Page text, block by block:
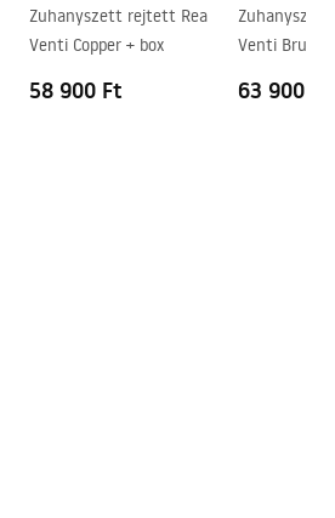
Zuhanyszett rejtett Rea
Venti Copper + box
58 900 Ft
Venti Brush
63 900 Ft